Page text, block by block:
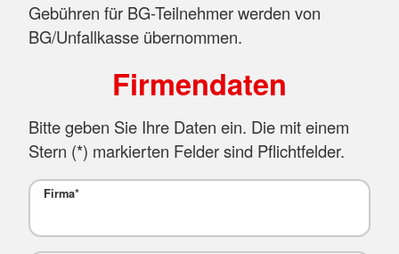
Gebühren für BG-Teilnehmer werden von
BG/Unfallkasse übernommen.
Firmendaten
Bitte geben Sie Ihre Daten ein. Die mit einem
Stern (*) markierten Felder sind Pflichtfelder.
Firma*